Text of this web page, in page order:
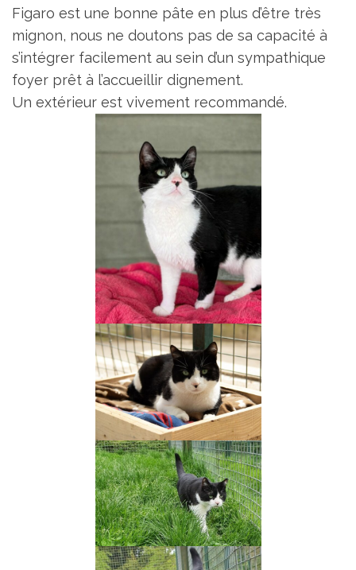
Figaro est une bonne pâte en plus d’être très
mignon, nous ne doutons pas de sa capacité à
s’intégrer facilement au sein d’un sympathique
foyer prêt à l’accueillir dignement.
Un extérieur est vivement recommandé.